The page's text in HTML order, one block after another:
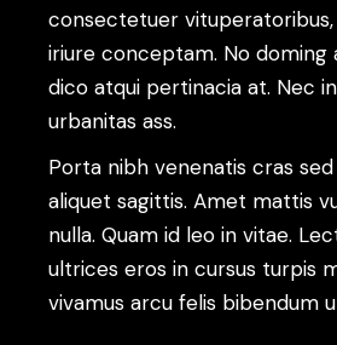
consectetuer vituperatoribus,
iriure conceptam. No doming
dico atqui pertinacia at. Nec
urbanitas ass.
Porta nibh venenatis cras
aliquet sagittis. Amet mattis
nulla. Quam id leo in vitae.
ultrices eros in cursus turpis
vivamus arcu felis bibendum